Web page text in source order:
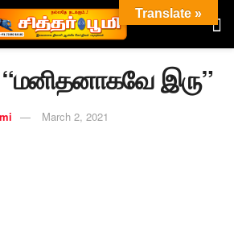
இரு”
March 2, 2021
Translate »